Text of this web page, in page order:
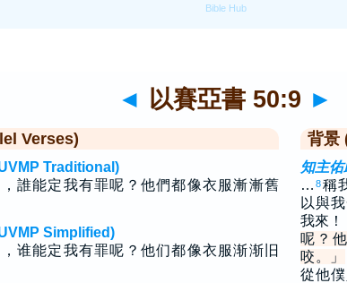
◄ 以賽亞書 50:9 ►
Verses)
Traditional)
誰能定我有罪呢？他們都像衣服漸漸舊
Simplified)
谁能定我有罪呢？他们都像衣服渐渐旧
背景
知主
… 8稱
以與
我來！
呢？
咬。」
從他